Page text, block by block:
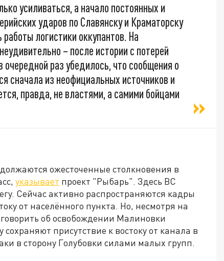
усиливаться, а начало постоянных и
ударов по Славянску и Краматорску
логистики оккупантов. На
– после истории с потерей
раз убедилось, что сообщения о
сначала из неофициальных источников и
правда, не властями, а самими бойцами
ожесточенные столкновения в
указывает проект "Рыбарь". Здесь ВС
Сейчас активно распространяются кадры
от населённого пункта. Но, несмотря на
об освобождении Малиновки
присутствие к востоку от канала в
в сторону Голубовки силами малых групп.